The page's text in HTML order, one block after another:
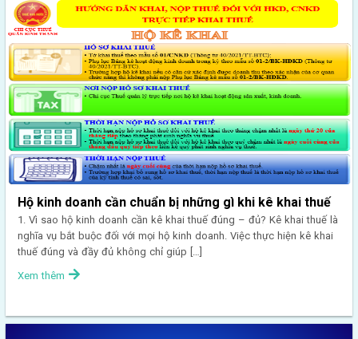
Hộ kinh doanh cần chuẩn bị những gì khi kê khai thuế
1. Vì sao hộ kinh doanh cần kê khai thuế đúng – đủ? Kê khai thuế là
nghĩa vụ bắt buộc đối với mọi hộ kinh doanh. Việc thực hiện kê khai
thuế đúng và đầy đủ không chỉ giúp […]
Xem thêm